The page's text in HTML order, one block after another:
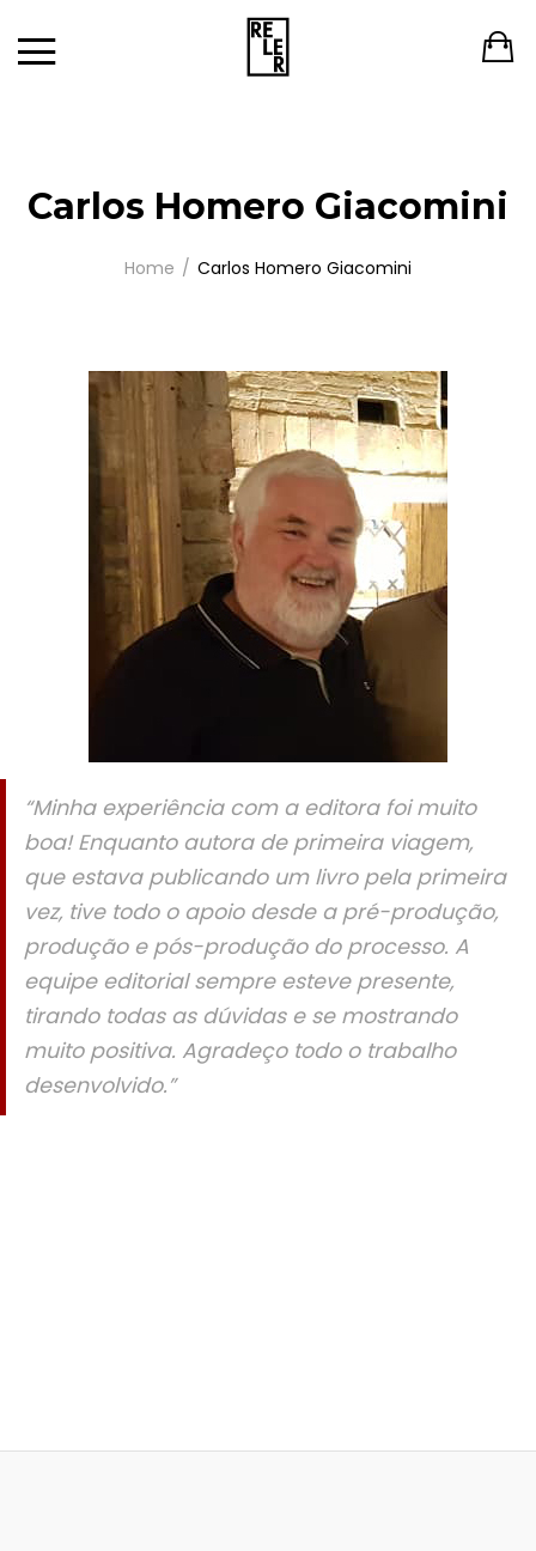
Carlos Homero Giacomini
Home Carlos Homero Giacomini
“Minha experiência com a editora foi muito
boa! Enquanto autora de primeira viagem,
que estava publicando um livro pela primeira
vez, tive todo o apoio desde a pré-produção,
produção e pós-produção do processo. A
equipe editorial sempre esteve presente,
tirando todas as dúvidas e se mostrando
muito positiva. Agradeço todo o trabalho
desenvolvido.”